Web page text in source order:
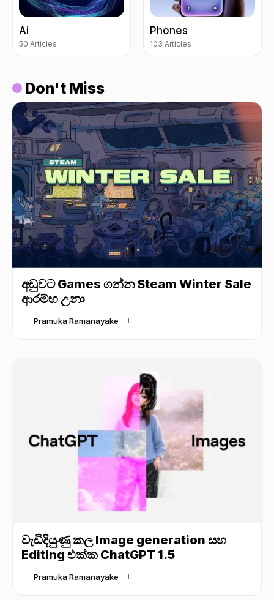
Ai
50 Articles
Phones
103 Articles
Don't Miss
අඩුවට Games ගන්න Steam Winter Sale
ආරම්භ උනා
Pramuka Ramanayake
වැඩිදියුණු කල Image generation සහ
Editing එක්ක ChatGPT 1.5
Pramuka Ramanayake